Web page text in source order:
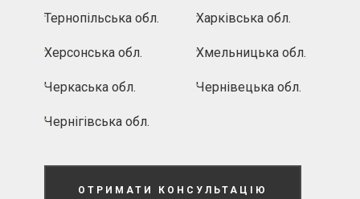
Тернопільська обл. Харківська обл.
Херсонська обл. Хмельницька обл.
Черкаська обл. Чернівецька обл.
Чернігівська обл.
ОТРИМАТИ КОНСУЛЬТАЦІЮ